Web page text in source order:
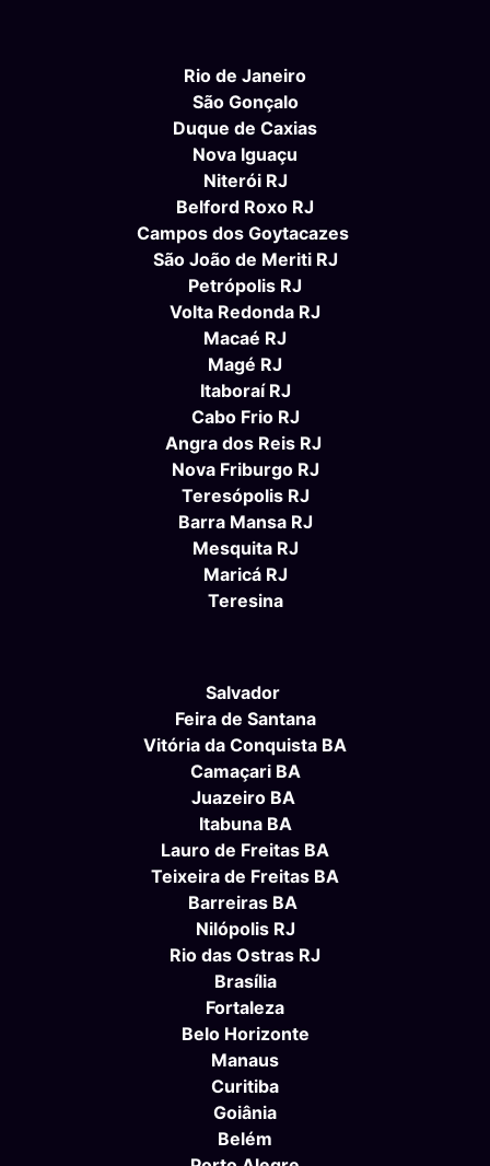
Rio de Janeiro
São Gonçalo
Duque de Caxias
Nova Iguaçu
Niterói RJ
Belford Roxo RJ
Campos dos Goytacazes
São João de Meriti RJ
Petrópolis RJ
Volta Redonda RJ
Macaé RJ
Magé RJ
Itaboraí RJ
Cabo Frio RJ
Angra dos Reis RJ
Nova Friburgo RJ
Teresópolis RJ
Barra Mansa RJ
Mesquita RJ
Maricá RJ
Teresina
Salvador
Feira de Santana
Vitória da Conquista BA
Camaçari BA
Juazeiro BA
Itabuna BA
Lauro de Freitas BA
Teixeira de Freitas BA
Barreiras BA
Nilópolis RJ
Rio das Ostras RJ
Brasília
Fortaleza
Belo Horizonte
Manaus
Curitiba
Goiânia
Belém